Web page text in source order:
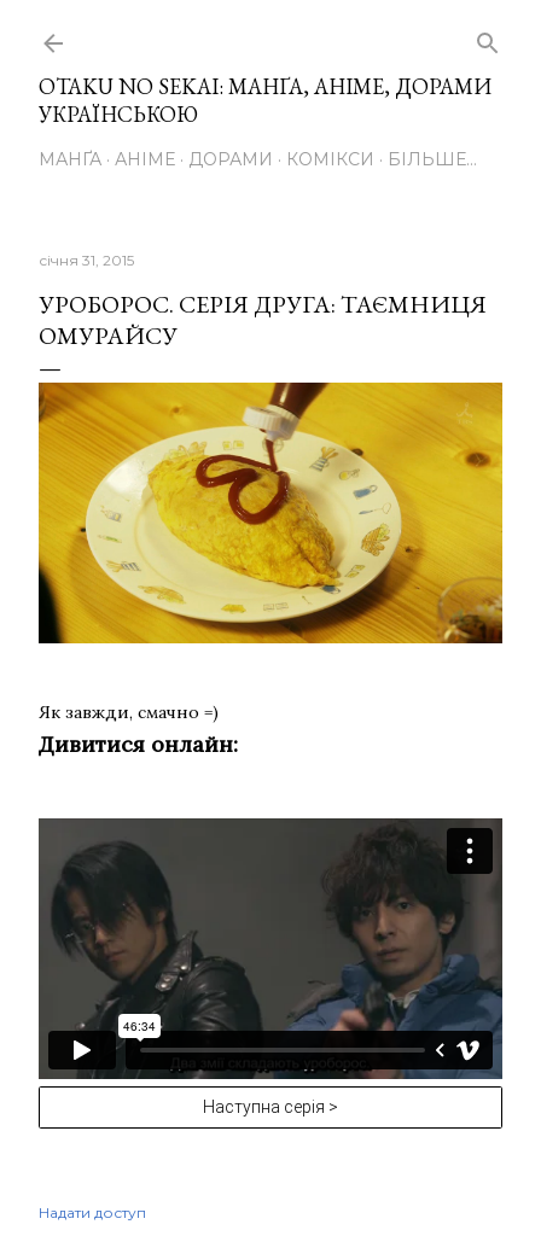
OTAKU NO SEKAI: МАНҐА, АНІМЕ, ДОРАМИ
УКРАЇНСЬКОЮ
МАНҐА АНІМЕ ДОРАМИ КОМІКСИ БІЛЬШЕ…
січня 31, 2015
УРОБОРОС. СЕРІЯ ДРУГА: ТАЄМНИЦЯ
ОМУРАЙСУ
Як завжди, смачно =)
Дивитися онлайн:
Наступна серія >
Надати доступ